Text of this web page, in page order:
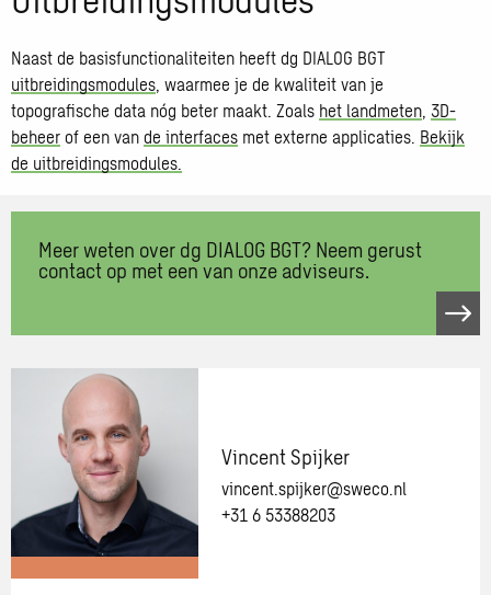
Naast de basisfunctionaliteiten heeft dg DIALOG BGT
uitbreidingsmodules, waarmee je de kwaliteit van je
topografische data nóg beter maakt. Zoals het landmeten, 3D-
beheer of een van de interfaces met externe applicaties. Bekijk
de uitbreidingsmodules.
Meer weten over dg DIALOG BGT? Neem gerust
contact op met een van onze adviseurs.
Meer
weten
over
DIALOG
BGT?
Neem
gerust
contact
Vincent Spijker
vincent.spijker@sweco.nl
+31 6 53388203